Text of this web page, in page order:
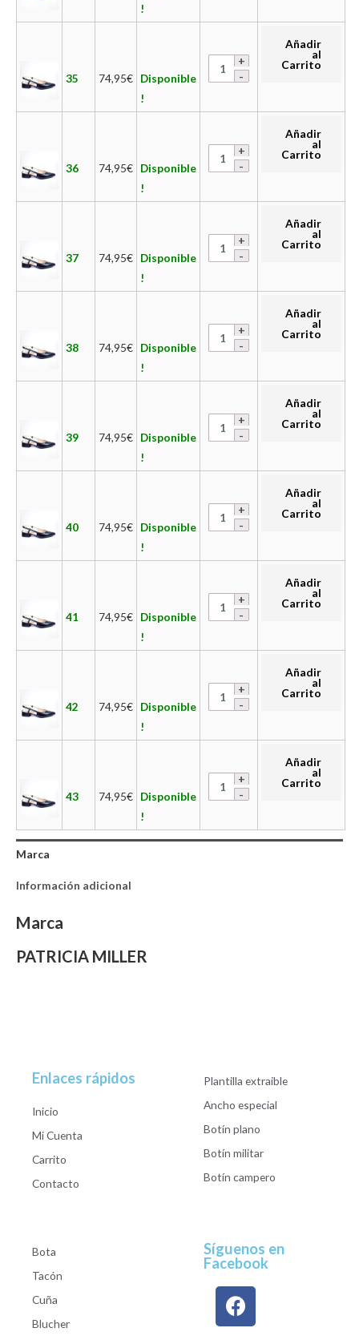
!
35 74,95€ Disponible
!
Añadir
al
Carrito
36 74,95€ Disponible
!
Añadir
al
Carrito
37 74,95€ Disponible
!
Añadir
al
Carrito
38 74,95€ Disponible
!
Añadir
al
Carrito
39 74,95€ Disponible
!
Añadir
al
Carrito
40 74,95€ Disponible
!
Añadir
al
Carrito
41 74,95€ Disponible
!
Añadir
al
Carrito
42 74,95€ Disponible
!
Añadir
al
Carrito
43 74,95€ Disponible
!
Añadir
al
Carrito
Marca
Información adicional
Marca
PATRICIA MILLER
Enlaces rápidos
Inicio
Mi Cuenta
Carrito
Contacto
Plantilla extraible
Ancho especial
Botín plano
Botín militar
Botín campero
Bota
Tacón
Cuña
Blucher
Síguenos en
Facebook